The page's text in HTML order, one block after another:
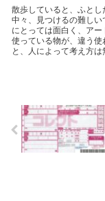
散歩していると、ふと
中々、見つけるの難し
にとっては面白く、ア
使っている物が、違う
と、人によって考え方は